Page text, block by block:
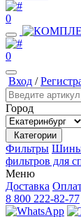
0
0
Вход /
Город
Категории
Фильтры
фильтров для
Меню
Доставка
8 800 222-82-77